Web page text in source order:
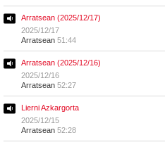
Arratsean (2025/12/17)
2025/12/17
Arratsean 51:44
Arratsean (2025/12/16)
2025/12/16
Arratsean 52:27
Lierni Azkargorta
2025/12/15
Arratsean 52:28